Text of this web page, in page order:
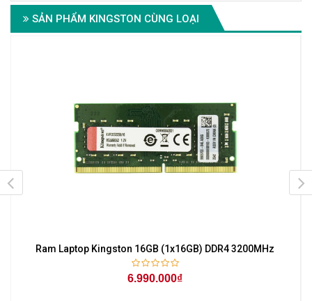
SẢN PHẨM KINGSTON CÙNG LOẠI
Ram Laptop Kingston 16GB (1x16GB) DDR4 3200MHz
6.990.000₫